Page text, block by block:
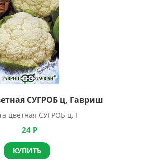
СУГРОБ ц, Гавриш
цветная СУГРОБ ц, Г
24 Р
КУПИТЬ